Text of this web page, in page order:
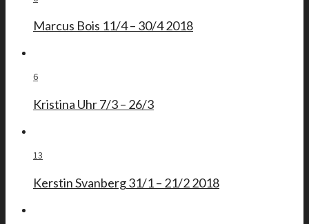
Marcus Bois 11/4 – 30/4 2018
6
Kristina Uhr 7/3 – 26/3
13
Kerstin Svanberg 31/1 – 21/2 2018